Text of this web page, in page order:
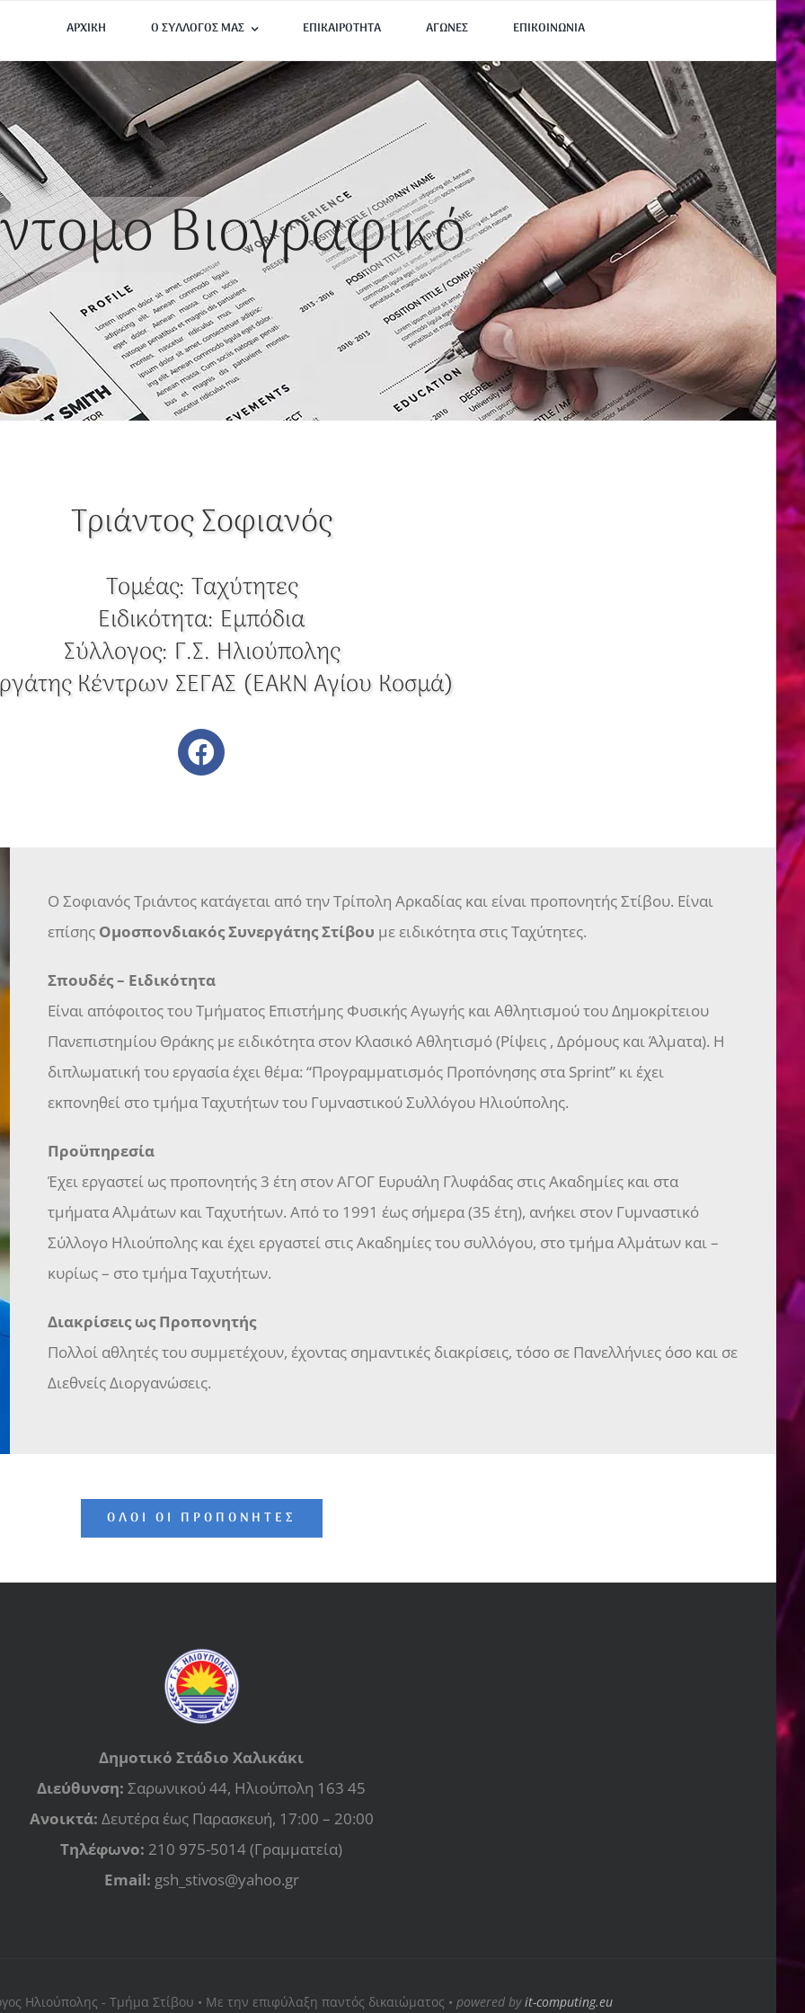
ΑΡΧΙΚΗ Ο ΣΥΛΛΟΓΟΣ ΜΑΣ ΕΠΙΚΑΙΡΟΤΗΤΑ ΑΓΩΝΕΣ ΕΠΙΚΟΙΝΩΝΙΑ
Βιογραφικό
Τριάντος Σοφιανός
Τομέας: Ταχύτητες
Ειδικότητα: Εμπόδια
Σύλλογος: Γ.Σ. Ηλιούπολης
Κέντρων ΣΕΓΑΣ (ΕΑΚΝ Αγίου Κοσμά)
Ο Σοφιανός Τριάντος κατάγεται από την Τρίπολη Αρκαδίας και είναι προπονητής Στίβου. Είναι
επίσης Ομοσπονδιακός Συνεργάτης Στίβου με ειδικότητα στις Ταχύτητες.
Σπουδές – Ειδικότητα
Είναι απόφοιτος του Τμήματος Επιστήμης Φυσικής Αγωγής και Αθλητισμού του Δημοκρίτειου
Πανεπιστημίου Θράκης με ειδικότητα στον Κλασικό Αθλητισμό (Ρίψεις , Δρόμους και Άλματα). Η
διπλωματική του εργασία έχει θέμα: “Προγραμματισμός Προπόνησης στα Sprint” κι έχει
εκπονηθεί στο τμήμα Ταχυτήτων του Γυμναστικού Συλλόγου Ηλιούπολης.
Προϋπηρεσία
Έχει εργαστεί ως προπονητής 3 έτη στον ΑΓΟΓ Ευρυάλη Γλυφάδας στις Ακαδημίες και στα
τμήματα Αλμάτων και Ταχυτήτων. Από το 1991 έως σήμερα (35 έτη), ανήκει στον Γυμναστικό
Σύλλογο Ηλιούπολης και έχει εργαστεί στις Ακαδημίες του συλλόγου, στο τμήμα Αλμάτων και –
κυρίως – στο τμήμα Ταχυτήτων.
Διακρίσεις ως Προπονητής
Πολλοί αθλητές του συμμετέχουν, έχοντας σημαντικές διακρίσεις, τόσο σε Πανελλήνιες όσο και σε
Διεθνείς Διοργανώσεις.
ΌΛΟΙ ΟΙ ΠΡΟΠΟΝΗΤΈΣ
Δημοτικό Στάδιο Χαλικάκι
Διεύθυνση: Σαρωνικού 44, Ηλιούπολη 163 45
Ανοικτά: Δευτέρα έως Παρασκευή, 17:00 – 20:00
Τηλέφωνο: 210 975-5014 (Γραμματεία)
Email: gsh_stivos@yahoo.gr
Ηλιούπολης - Τμήμα Στίβου • Με την επιφύλαξη παντός δικαιώματος • powered byit-computing.eu